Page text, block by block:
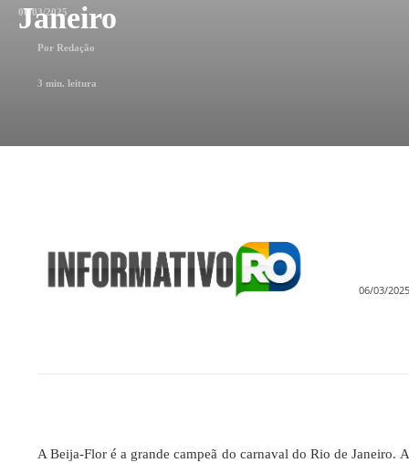
Janeiro
06/03/2025
Por Redação
3 min. leitura
06/03/2025
A Beija-Flor é a grande campeã do carnaval do Rio de Janeiro. A